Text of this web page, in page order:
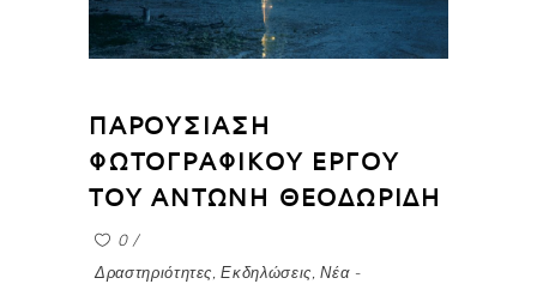
ΠΑΡΟΥΣΙΑΣΗ
ΦΩΤΟΓΡΑΦΙΚΟΥ ΕΡΓΟΥ
ΤΟΥ ΑΝΤΩΝΗ ΘΕΟΔΩΡΙΔΗ
0
Δραστηριότητες ,Εκδηλώσεις ,Νέα -